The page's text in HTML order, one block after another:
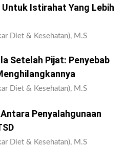
Untuk Istirahat Yang Lebih
Diet & Kesehatan), M.S
Setelah Pijat: Penyebab
Diet & Kesehatan), M.S
Penyalahgunaan
Diet & Kesehatan), M.S